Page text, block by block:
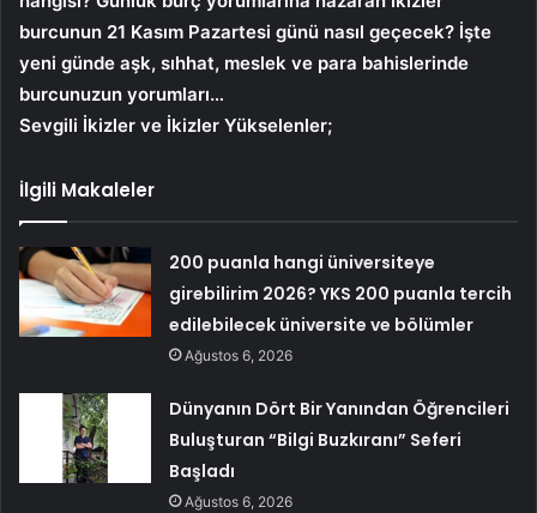
burcunun 21 Kasım Pazartesi günü nasıl geçecek? İşte
yeni günde aşk, sıhhat, meslek ve para bahislerinde
burcunuzun yorumları…
Sevgili İkizler ve İkizler Yükselenler;
İlgili Makaleler
200 puanla hangi üniversiteye
girebilirim 2026? YKS 200 puanla tercih
edilebilecek üniversite ve bölümler
Ağustos 6, 2026
Dünyanın Dört Bir Yanından Öğrencileri
Buluşturan “Bilgi Buzkıranı” Seferi
Başladı
Ağustos 6, 2026